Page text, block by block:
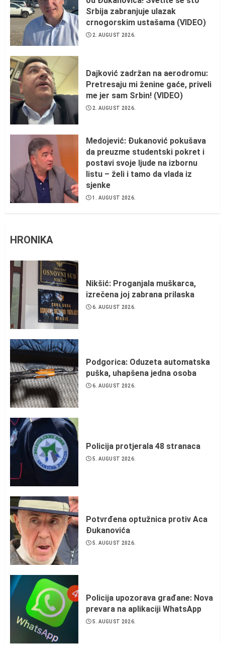
Srbija zabranjuje ulazak
crnogorskim ustašama (VIDEO)
2. AUGUST 2026.
Dajković zadržan na aerodromu:
Pretresaju mi ženine gaće, priveli
me jer sam Srbin! (VIDEO)
2. AUGUST 2026.
Medojević: Đukanović pokušava
da preuzme studentski pokret i
postavi svoje ljude na izbornu
listu – želi i tamo da vlada iz
sjenke
1. AUGUST 2026.
HRONIKA
Nikšić: Proganjala muškarca,
izrečena joj zabrana prilaska
6. AUGUST 2026.
Podgorica: Oduzeta automatska
puška, uhapšena jedna osoba
6. AUGUST 2026.
Policija protjerala 48 stranaca
5. AUGUST 2026.
Potvrđena optužnica protiv Aca
Đukanovića
5. AUGUST 2026.
Policija upozorava građane: Nova
prevara na aplikaciji WhatsApp
5. AUGUST 2026.